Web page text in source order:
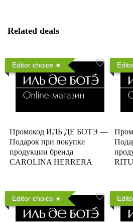
Related deals
Editor choice
Промокод ИЛЬ ДЕ БОТЭ —
Подарок при покупке
продукции бренда
CAROLINA HERRERA
Editor choice